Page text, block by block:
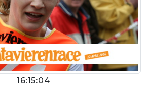
16:15:04